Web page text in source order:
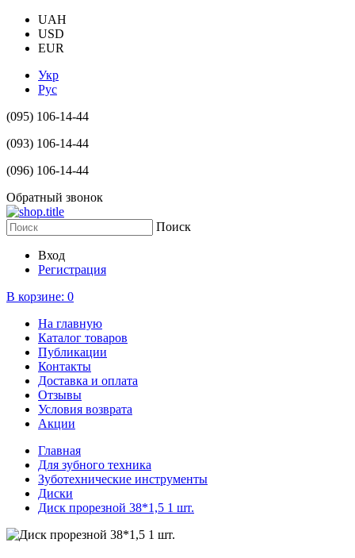
UAH
USD
EUR
Укр
Рус
(095) 106-14-44
(093) 106-14-44
(096) 106-14-44
Обратный звонок
Поиск
Вход
Регистрация
В корзине: 0
На главную
Каталог товаров
Публикации
Контакты
Доставка и оплата
Отзывы
Условия возврата
Акции
Главная
Для зубного техника
Зуботехнические инструменты
Диски
Диск прорезной 38*1,5 1 шт.